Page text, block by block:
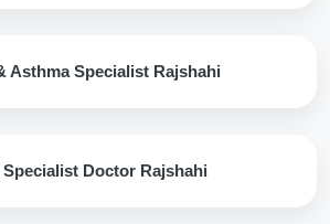
Asthma Specialist Rajshahi
Doctor Rajshahi